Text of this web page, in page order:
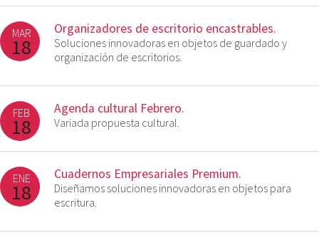
MAR
18
Organizadores de escritorio encastrables.
Soluciones innovadoras en objetos de guardado y
organización de escritorios.
FEB
18
Agenda cultural Febrero.
Variada propuesta cultural.
ENE
18
Cuadernos Empresariales Premium.
Diseñamos soluciones innovadoras en objetos para
escritura.